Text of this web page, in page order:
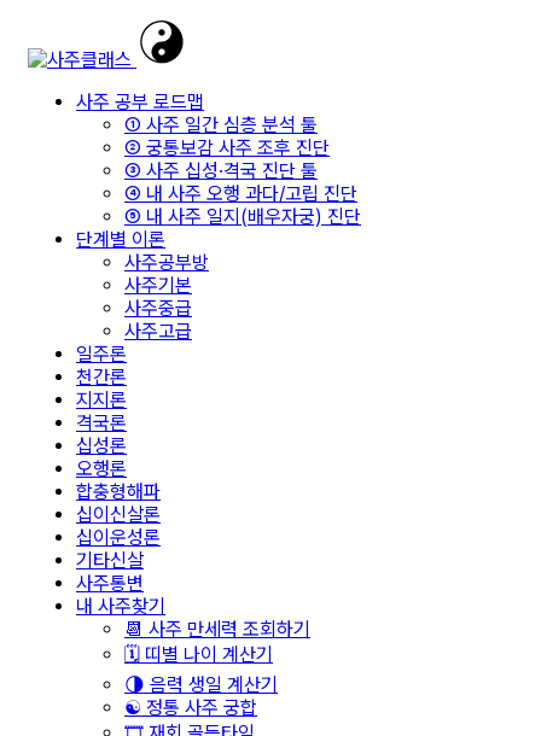
사주 공부 로드맵
① 사주 일간 심층 분석 툴
② 궁통보감 사주 조후 진단
③ 사주 십성·격국 진단 툴
④ 내 사주 오행 과다/고립 진단
⑤ 내 사주 일지(배우자궁) 진단
단계별 이론
사주공부방
사주기본
사주중급
사주고급
일주론
천간론
지지론
격국론
십성론
오행론
합충형해파
십이신살론
십이운성론
기타신살
사주통변
내 사주찾기
📆 사주 만세력 조회하기
🗓️ 띠별 나이 계산기
🌗 음력 생일 계산기
☯️ 정통 사주 궁합